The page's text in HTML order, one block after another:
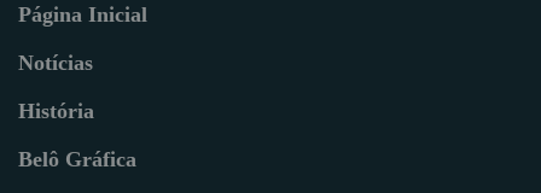
Página Inicial
Notícias
História
Belô Gráfica